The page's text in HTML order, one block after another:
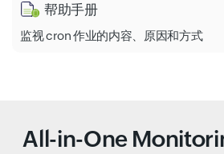
帮助手册
监视 cron 作业的内容、原因和方式
All-in-One